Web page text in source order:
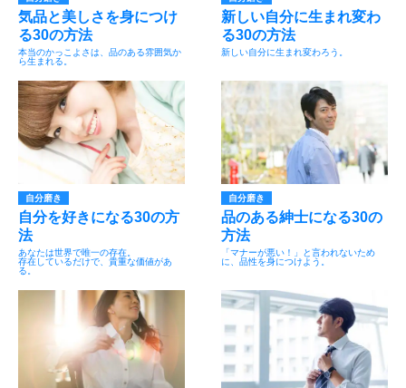
気品と美しさを身につけ
る30の方法
本当のかっこよさは、品のある雰囲気か
ら生まれる。
新しい自分に生まれ変わ
る30の方法
新しい自分に生まれ変わろう。
自分磨き
自分を好きになる30の方
法
あなたは世界で唯一の存在。
存在しているだけで、貴重な価値があ
る。
自分磨き
品のある紳士になる30の
方法
「マナーが悪い！」と言われないため
に、品性を身につけよう。